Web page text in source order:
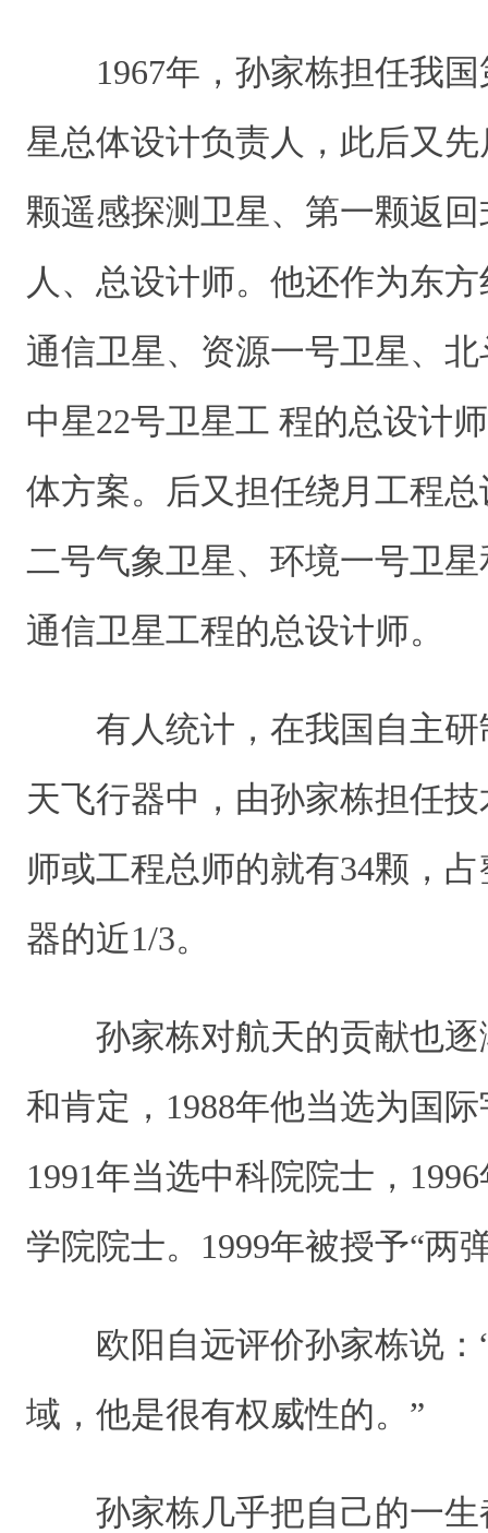
1967年，孙家栋担任我国
星总体设计负责人，此后又
颗遥感探测卫星、第一颗返
人、总设计师。他还作为东
通信卫星、资源一号卫星、
中星22号卫星工 程的总设计
体方案。后又担任绕月工程
二号气象卫星、环境一号卫
通信卫星工程的总设计师。
有人统计，在我国自主研
天飞行器中，由孙家栋担任
师或工程总师的就有34颗，
器的近1/3。
孙家栋对航天的贡献也逐
和肯定，1988年他当选为国
1991年当选中科院院士，
学院院士。1999年被授予“两
欧阳自远评价孙家栋说：
域，他是很有权威性的。”
孙家栋几乎把自己的一生